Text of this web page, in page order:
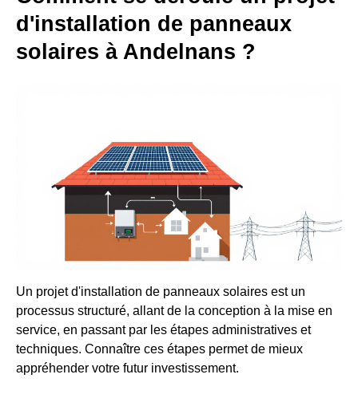
d'installation de panneaux
solaires à Andelnans ?
Un projet d'installation de panneaux solaires est un
processus structuré, allant de la conception à la mise en
service, en passant par les étapes administratives et
techniques. Connaître ces étapes permet de mieux
appréhender votre futur investissement.